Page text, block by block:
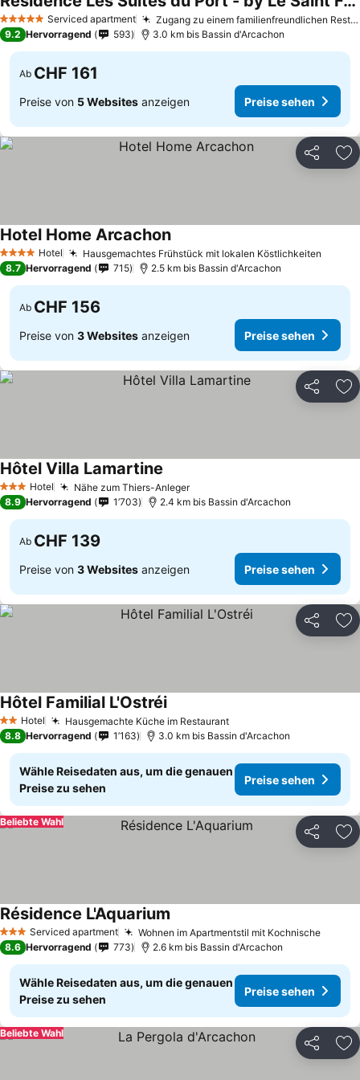
5 Sterne Serviced apartment Zugang zu einem familienfreundlichen Restaurant
Preise sehen
9.2 Hervorragend 593 3.0 km bis Bassin d'Arcachon
Ab CHF 161
Preise von 5 Websites anzeigen Preise sehen
Teilen
4 Sterne Hotel Hausgemachtes Frühstück mit lokalen Köstlichkeiten
Hotel Home ArcachonPreise sehen
8.7 Hervorragend 715 2.5 km bis Bassin d'Arcachon
Ab CHF 156
Preise von 3 Websites anzeigen Preise sehen
Teilen
3 SterneHotel Nähe zum Thiers-AnlegerPreise sehen
Hôtel Villa Lamartine
8.9 Hervorragend 1’703 2.4 km bis Bassin d'Arcachon
Ab CHF 139
Preise von 3 Websites anzeigen Preise sehen
Teilen
2 Sterne
Hotel Hausgemachte Küche im RestaurantPreise sehen
Hôtel Familial L'OstréiPreise sehen
8.8 Hervorragend 1’163 3.0 km bis Bassin d'Arcachon
Wähle Reisedaten aus, um die genauen
Preise zu sehen
Preise sehen
Teilen
Beliebte Wahl
3 SterneServiced apartment Wohnen im Apartmentstil mit Kochnische
Résidence L'Aquarium
8.6 Hervorragend 773 2.6 km bis Bassin d'Arcachon
Wähle Reisedaten aus, um die genauen
Preise zu sehen
Preise sehen
Teilen
Beliebte Wahl